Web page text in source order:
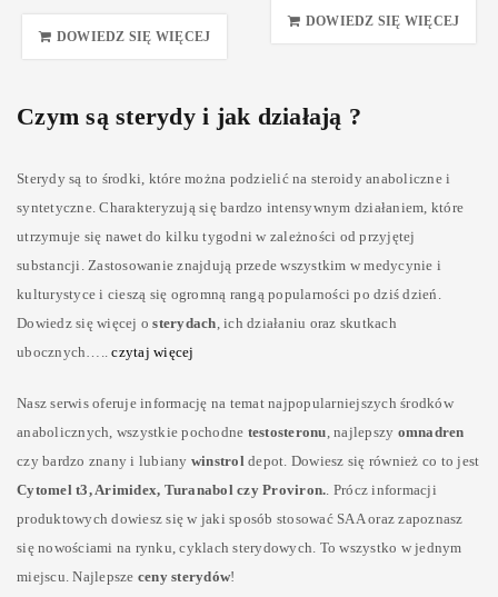
DOWIEDZ SIĘ WIĘCEJ
DOWIEDZ SIĘ WIĘCEJ
Czym są sterydy i jak działają ?
Sterydy są to środki, które można podzielić na steroidy anaboliczne i
syntetyczne. Charakteryzują się bardzo intensywnym działaniem, które
utrzymuje się nawet do kilku tygodni w zależności od przyjętej
substancji. Zastosowanie znajdują przede wszystkim w medycynie i
kulturystyce i cieszą się ogromną rangą popularności po dziś dzień.
Dowiedz się więcej osterydach, ich działaniu oraz skutkach
ubocznych…..czytaj więcej
Nasz serwis oferuje informację na temat najpopularniejszych środków
anabolicznych, wszystkie pochodne testosteronu, najlepszy omnadren
czy bardzo znany i lubiany winstroldepot. Dowiesz się również co to jest
Cytomel t3, Arimidex, Turanabol czy Proviron.. Prócz informacji
produktowych dowiesz się w jaki sposób stosować SAA oraz zapoznasz
się nowościami na rynku, cyklach sterydowych. To wszystko w jednym
miejscu. Najlepsze ceny sterydów!